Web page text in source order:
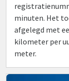
minuten. Het
afgelegd met
kilometer per
meter.